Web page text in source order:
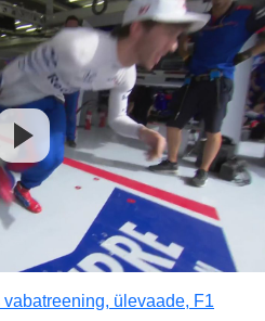
ülevaade, F1